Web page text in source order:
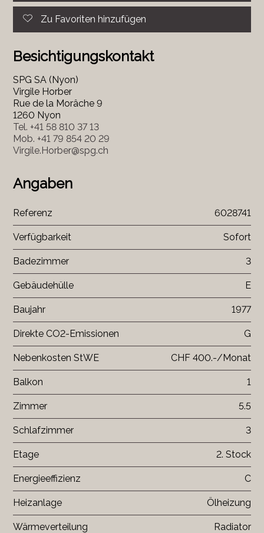
Zu Favoriten hinzufügen
Besichtigungskontakt
SPG SA (Nyon)
Virgile Horber
Rue de la Morâche 9
1260 Nyon
Tel. +41 58 810 37 13
Mob. +41 79 854 20 29
Virgile.Horber@spg.ch
Angaben
Referenz 6028741
Verfügbarkeit Sofort
Badezimmer 3
Gebäudehülle E
Baujahr 1977
Direkte CO2-Emissionen G
Nebenkosten StWE CHF 400.-/Monat
Balkon 1
Zimmer 5.5
Schlafzimmer 3
Etage 2. Stock
Energieeffizienz C
Heizanlage Ölheizung
Wärmeverteilung Radiator